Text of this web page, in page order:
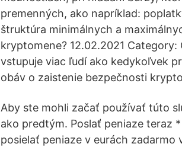
premenných, ako napríklad:
štruktúra minimálnych a
kryptomene? 12.02.2021
vstupuje viac ľudí ako kedykoľvek
obáv o zaistenie bezpečnosti
Aby ste mohli začať používať túto
ako predtým. Poslať peniaze teraz
posielať peniaze v eurách zadarmo